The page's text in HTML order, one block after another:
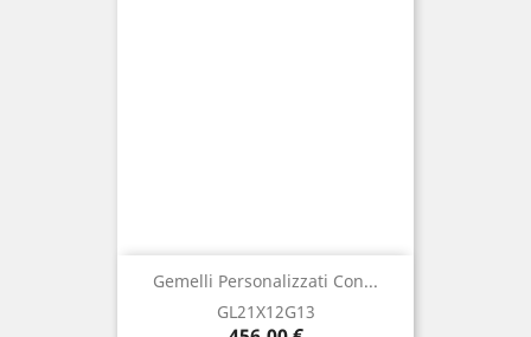
Gemelli Personalizzati Con...
GL21X12G13